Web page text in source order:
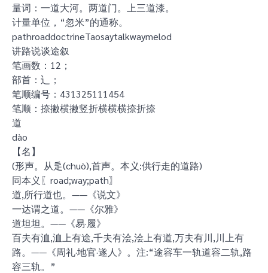
量词：一道大河。两道门。上三道漆。
计量单位，“忽米”的通称。
pathroaddoctrineTaosaytalkwaymelod
讲路说谈途叙
笔画数：12；
部首：辶；
笔顺编号：431325111454
笔顺：捺撇横撇竖折横横横捺折捺
道
dào
【名】
(形声。从辵(chuò),首声。本义:供行走的道路)
同本义〖road;way;path〗
道,所行道也。——《说文》
一达谓之道。——《尔雅》
道坦坦。——《易·履》
百夫有洫,洫上有途,千夫有浍,浍上有道,万夫有川,川上有
路。——《周礼·地官·遂人》。注:“途容车一轨道容二轨,路
容三轨。”